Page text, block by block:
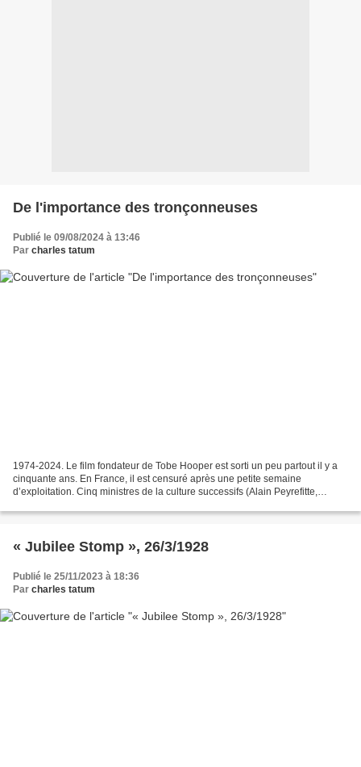
De l'importance des tronçonneuses
Publié le 09/08/2024 à 13:46
Par charles tatum
1974-2024. Le film fondateur de Tobe Hooper est sorti un peu partout il y a
cinquante ans. En France, il est censuré après une petite semaine
d’exploitation. Cinq ministres de la culture successifs (Alain Peyrefitte,
« Jubilee Stomp », 26/3/1928
Publié le 25/11/2023 à 18:36
Par charles tatum